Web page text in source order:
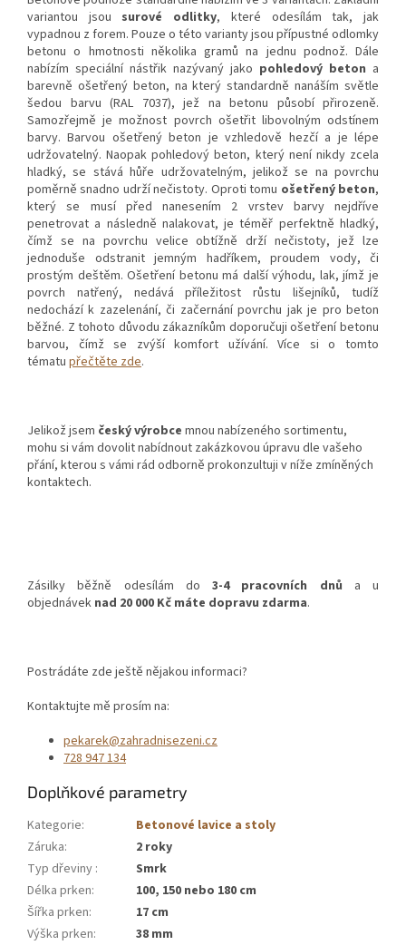
variantou jsou surové odlitky, které odesílám tak, jak
vypadnou z forem. Pouze o této varianty jsou přípustné odlomky
betonu o hmotnosti několika gramů na jednu podnož. Dále
nabízím speciální nástřik nazývaný jako pohledový beton a
barevně ošetřený beton, na který standardně nanáším světle
šedou barvu (RAL 7037), jež na betonu působí přirozeně.
Samozřejmě je možnost povrch ošetřit libovolným odstínem
barvy. Barvou ošetřený beton je vzhledově hezčí a je lépe
udržovatelný. Naopak pohledový beton, který není nikdy zcela
hladký, se stává hůře udržovatelným, jelikož se na povrchu
poměrně snadno udrží nečistoty. Oproti tomu ošetřený beton,
který se musí před nanesením 2 vrstev barvy nejdříve
penetrovat a následně nalakovat, je téměř perfektně hladký,
čímž se na povrchu velice obtížně drží nečistoty, jež lze
jednoduše odstranit jemným hadříkem, proudem vody, či
prostým deštěm. Ošetření betonu má další výhodu, lak, jímž je
povrch natřený, nedává příležitost růstu lišejníků, tudíž
nedochází k zazelenání, či začernání povrchu jak je pro beton
běžné. Z tohoto důvodu zákazníkům doporučuji ošetření betonu
barvou, čímž se zvýší komfort užívání. Více si o tomto
tématu přečtěte zde.
Jelikož jsem český výrobce mnou nabízeného sortimentu,
mohu si vám dovolit nabídnout zakázkovou úpravu dle vašeho
přání, kterou s vámi rád odborně prokonzultuji v níže zmíněných
kontaktech.
Zásilky běžně odesílám do 3-4 pracovních dnů
a u
objednávek nad 20 000 Kč máte dopravu zdarma.
Postrádáte zde ještě nějakou informaci?
Kontaktujte mě prosím na:
pekarek@zahradnisezeni.cz
728 947 134
Doplňkové parametry
Kategorie:
Betonové lavice a stoly
Záruka:
2 roky
Typ dřeviny :
Smrk
Délka prken:
100, 150 nebo 180 cm
Šířka prken:
17 cm
Výška prken:
38 mm